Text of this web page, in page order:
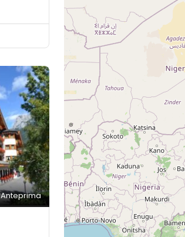
Anteprima